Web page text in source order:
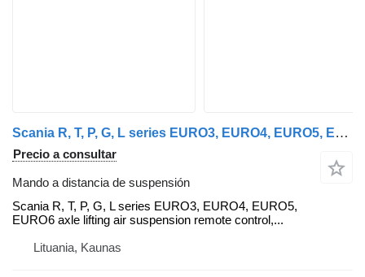
Scania R, T, P, G, L series EURO3, EURO4, EURO5, EURO6 axle lifting air Scania mando a distancia de suspensión para Scania R, P, G, L series cabeza tractora
Precio a consultar
Mando a distancia de suspensión
Scania R, T, P, G, L series EURO3, EURO4, EURO5,
EURO6 axle lifting air suspension remote control,...
Lituania, Kaunas